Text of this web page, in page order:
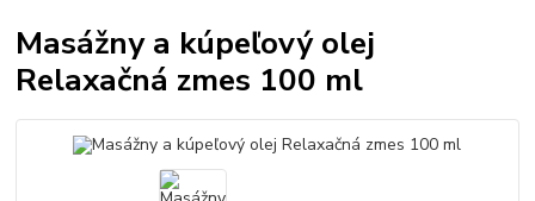
Masážny a kúpeľový olej
Relaxačná zmes 100 ml